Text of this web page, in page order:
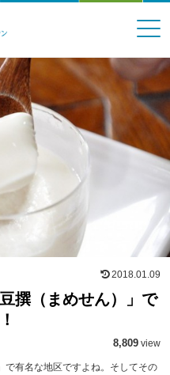
2018.01.09
撰（まめせん）」で
8,809 view
で有名な地区ですよね。そしてその